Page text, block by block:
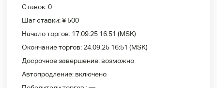
Ставок:0
Шаг ставки:¥ 500
Начало торгов: 17.09.25 16:51 (MSK)
Окончание торгов: 24.09.25 16:51 (MSK)
Досрочное завершение: возможно
Автопродление: включено